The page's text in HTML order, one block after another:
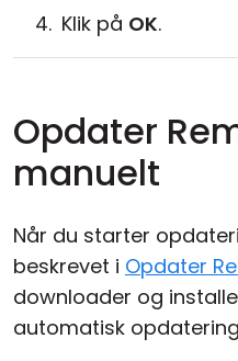
Klik på OK.
Opdater
manuelt
Når du starter
beskrevet i Opdater
downloader og
automatisk